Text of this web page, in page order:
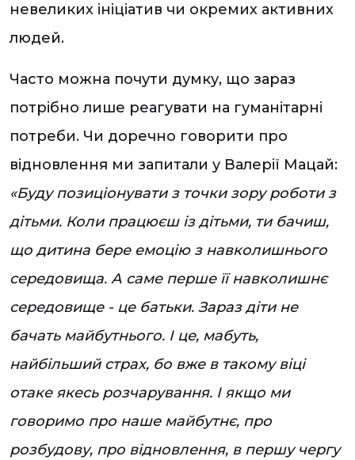
невеликих ініціатив чи окремих активних
людей.
Часто можна почути думку, що зараз
потрібно лише реагувати на гуманітарні
потреби. Чи доречно говорити про
відновлення ми запитали у Валерії Мацай:
«Буду позиціонувати з точки зору роботи з
дітьми. Коли працюєш із дітьми, ти бачиш,
що дитина бере емоцію з навколишнього
середовища. А саме перше її навколишнє
середовище - це батьки. Зараз діти не
бачать майбутнього. І це, мабуть,
найбільший страх, бо вже в такому віці
отаке якесь розчарування. І якщо ми
говоримо про наше майбутнє, про
розбудову, про відновлення, в першу чергу